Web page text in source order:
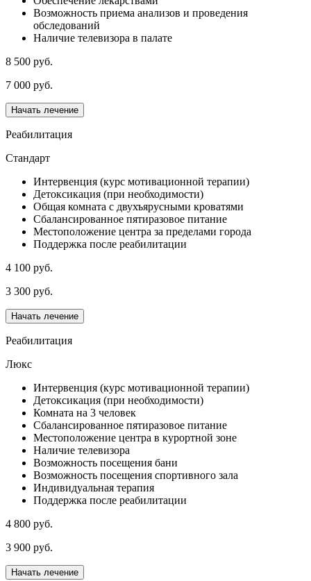
Возможность приема анализов и проведения
обследований
Наличие телевизора в палате
8 500 руб.
7 000 руб.
Начать лечение
Реабилитация
Стандарт
Интервенция (курс мотивационной терапии)
Детоксикация (при необходимости)
Общая комната с двухъярусными кроватями
Сбалансированное пятиразовое питание
Местоположение центра за пределами города
Поддержка после реабилитации
4 100 руб.
3 300 руб.
Начать лечение
Реабилитация
Люкс
Интервенция (курс мотивационной терапии)
Детоксикация (при необходимости)
Комната на 3 человек
Сбалансированное пятиразовое питание
Местоположение центра в курортной зоне
Наличие телевизора
Возможность посещения бани
Возможность посещения спортивного зала
Индивидуальная терапия
Поддержка после реабилитации
4 800 руб.
3 900 руб.
Начать лечение